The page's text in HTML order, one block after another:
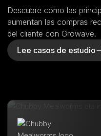
Descubre cómo las
aumentan las compras
del cliente con Growave.
Lee casos de estudio